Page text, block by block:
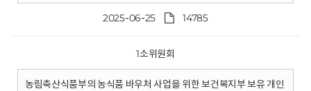
2025-06-25 14785
1소위원회
농림축산식품부의 농식품 바우처 사업을 위한 보건복지부 보유 개인